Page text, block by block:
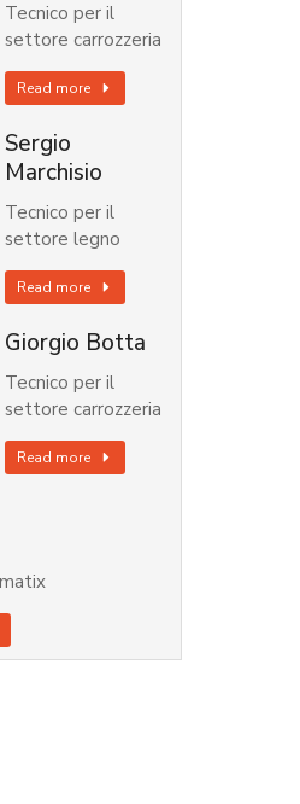
Tecnico per il
settore carrozzeria
Read more
Sergio
Marchisio
Tecnico per il
settore legno
Read more
Giorgio Botta
Tecnico per il
settore carrozzeria
Read more